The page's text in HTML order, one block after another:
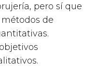
pero sí que
de